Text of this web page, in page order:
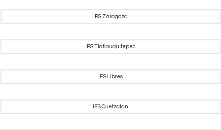
IES Zaragoza
IES Tlatlauquitepec
IES Libres
IES Cuetzalan